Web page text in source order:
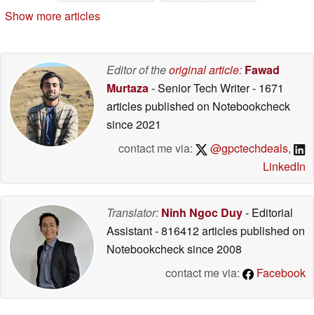
Show more articles
Editor of theoriginal article: Fawad
Murtaza- Senior Tech Writer- 1671
articles published on Notebookcheck
since 2021
contact me via:
@gpctechdeals,
LinkedIn
Translator: Ninh Ngoc Duy- Editorial
Assistant- 816412 articles published on
Notebookchecksince 2008
contact me via:
Facebook